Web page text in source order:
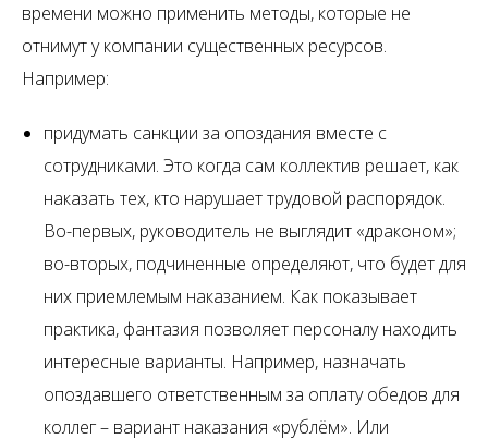
времени можно применить методы, которые не
отнимут у компании существенных ресурсов.
Например:
придумать санкции за опоздания вместе с
сотрудниками. Это когда сам коллектив решает, как
наказать тех, кто нарушает трудовой распорядок.
Во-первых, руководитель не выглядит «драконом»;
во-вторых, подчиненные определяют, что будет для
них приемлемым наказанием. Как показывает
практика, фантазия позволяет персоналу находить
интересные варианты. Например, назначать
опоздавшего ответственным за оплату обедов для
коллег – вариант наказания «рублём». Или